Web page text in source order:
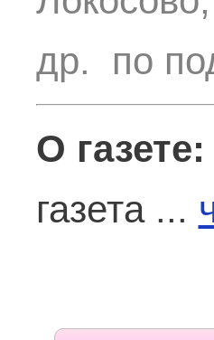
др. по
О газете:
газета ...